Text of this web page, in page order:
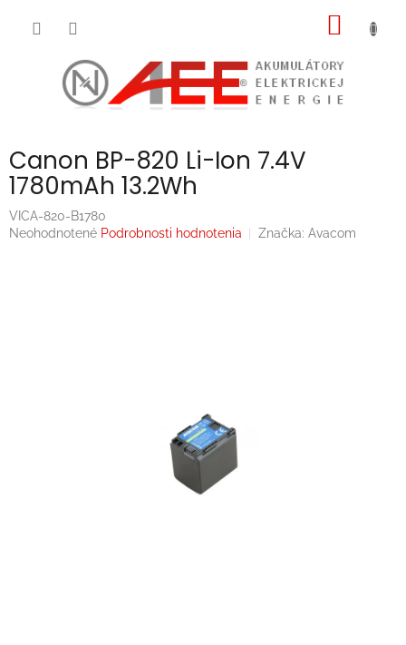
Canon BP-820 Li-Ion 7.4V
1780mAh 13.2Wh
VICA-820-B1780
Priemerné
Neohodnotené Podrobnosti hodnotenia Značka: Avacom